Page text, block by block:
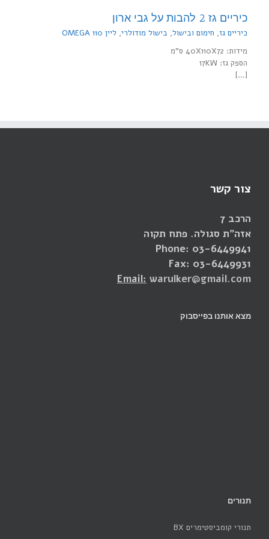
כיריים גז 2 להבות על גבי ארון
כיריים גז, חימום ובישול, בישול מודולרי, ליין 110 OMEGA
מידות: 40X110X72 ס"מ
הספק גז: 17KW
[…]
צור קשר
הרכב 7
אזה"ת סגולה. פתח תקוה
Phone: 03-6449941
Fax: 03-6449931
Email: warulker@gmail.com
מצא אותנו בפייסבוק
תנורים
תנורי קומביסטימרים BX